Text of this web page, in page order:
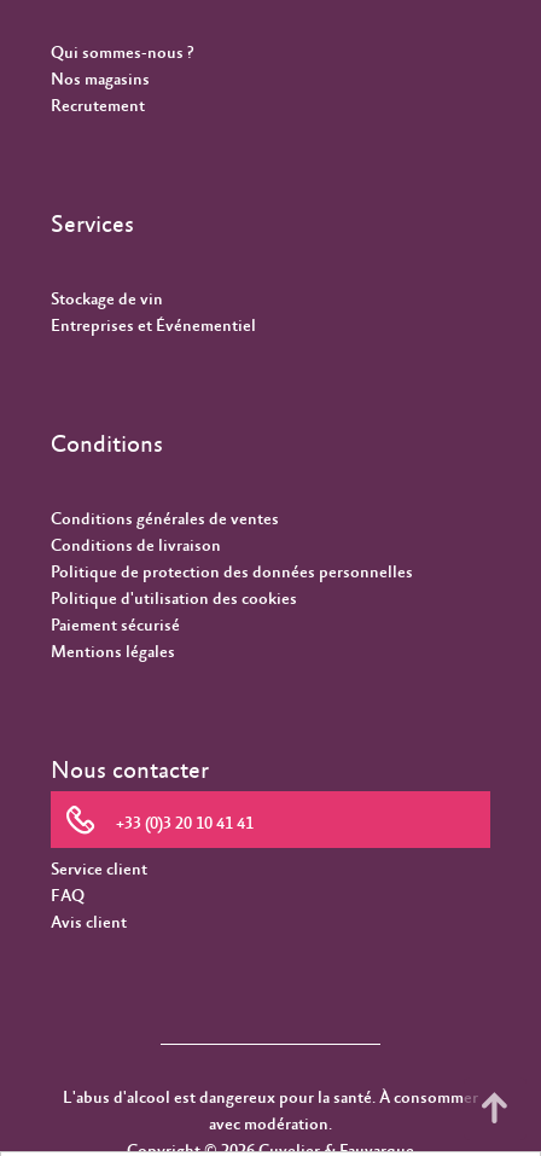
Qui sommes-nous ?
Nos magasins
Recrutement
Services
Stockage de vin
Entreprises et Événementiel
Conditions
Conditions générales de ventes
Conditions de livraison
Politique de protection des données personnelles
Politique d'utilisation des cookies
Paiement sécurisé
Mentions légales
Nous contacter
+33 (0)3 20 10 41 41
Service client
FAQ
Avis client
L'abus d'alcool est dangereux pour la santé. À consommer
avec modération.
Copyright © 2026 Cuvelier & Fauvarque